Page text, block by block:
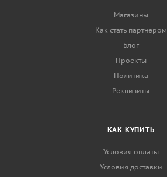
Магазины
Как стать партнером
Блог
Проекты
Политика
Реквизиты
КАК КУПИТЬ
Условия оплаты
Условия доставки